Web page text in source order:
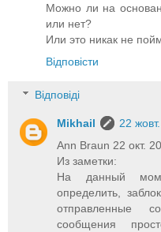
Можно ли на
или нет?
Или это никак не
Відповісти
Відповіді
Mikhail
22
Ann Braun 22 окт.
Из заметки:
На данный
определить,
отправленные
сообщения